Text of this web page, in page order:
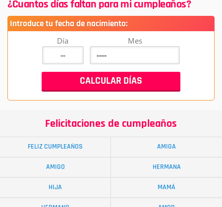
¿Cuantos días faltan para mi cumpleaños?
Introduce tu fecha de nacimiento:
Día Mes
Felicitaciones de cumpleaños
FELIZ CUMPLEAÑOS AMIGA
AMIGO HERMANA
HIJA MAMÁ